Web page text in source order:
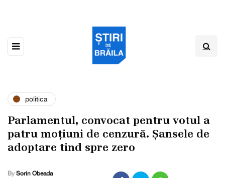
politica
Parlamentul, convocat pentru votul a
patru moțiuni de cenzură. Șansele de
adoptare tind spre zero
By Sorin Obeada